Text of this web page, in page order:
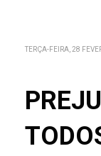
TERÇA-FEIRA, 28